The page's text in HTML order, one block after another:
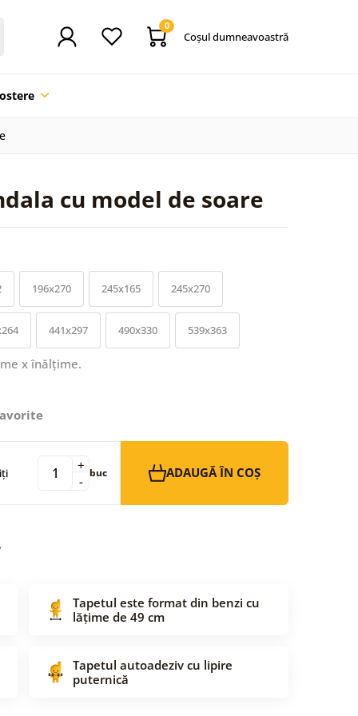
0
Coşul dumneavoastră
cu model de soare
196x270 245x165 245x270
441x297 490x330 539x363
x înălțime.
-
+ buc ADAUGĂ ÎN COȘ
Tapetul este format din benzi cu
lățime de 49 cm
Tapetul autoadeziv cu lipire
puternică